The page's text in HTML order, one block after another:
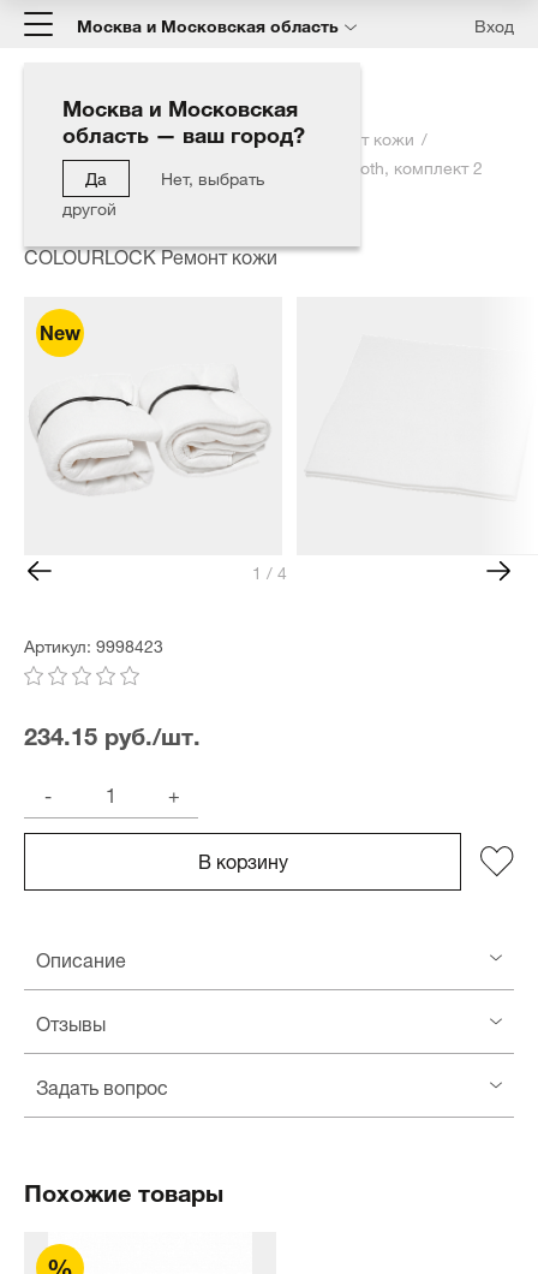
Москва и Московская область
Москва и Московская
область — ваш город?
Да
Нет, выбрать
другой
Вход
Главная Каталог COLOURLOCK Ремонт кожи
Вискозная салфетка Colourlock Viscose cloth, комплект 2
штуки
COLOURLOCK Ремонт кожи
1 / 4
Артикул: 9998423
234.15 руб./шт.
-
+
В корзину
Описание
Отзывы
Задать вопрос
Похожие товары